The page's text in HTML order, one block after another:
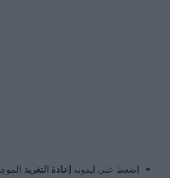
اضغط على أيقونة إعادة التغريد